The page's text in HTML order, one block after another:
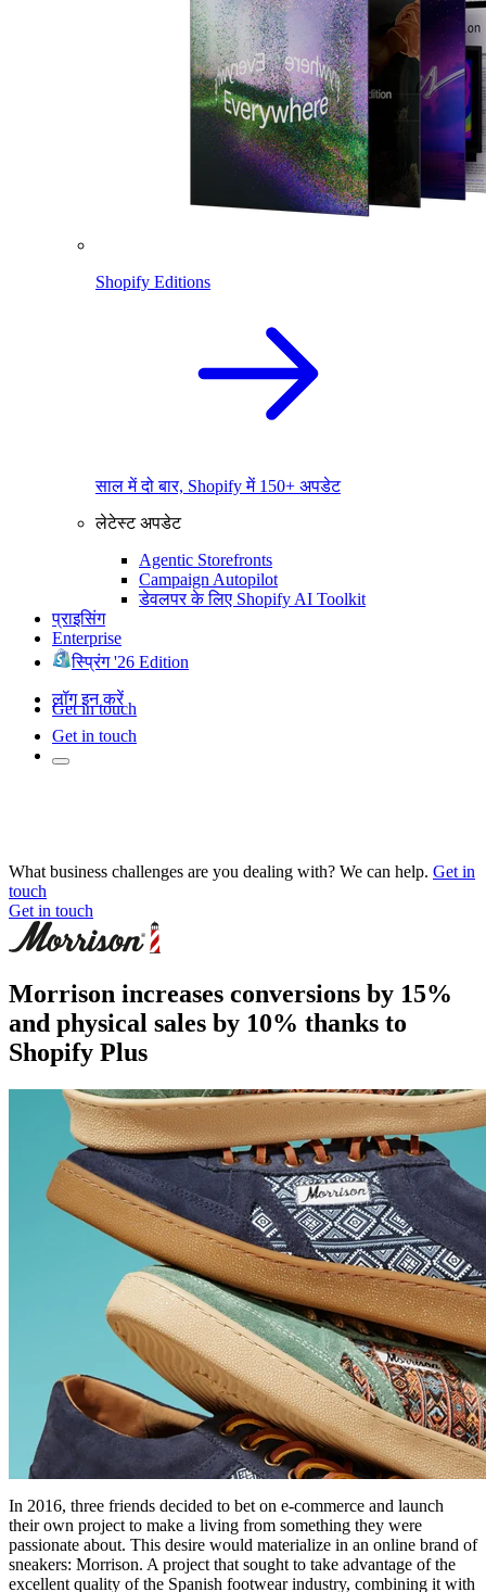
Shopify Editions
साल में दो बार, Shopify में 150+ अपडेट
लेटेस्ट अपडेट
Agentic Storefronts
Campaign Autopilot
डेवलपर के लिए Shopify AI Toolkit
प्राइसिंग
Enterprise
स्प्रिंग '26 Edition
लॉग इन करें
Get in touch
Get in touch
What business challenges are you dealing with? We can help. Get in
touch
Get in touch
Morrison increases conversions by 15%
and physical sales by 10% thanks to
Shopify Plus
In 2016, three friends decided to bet on e-commerce and launch
their own project to make a living from something they were
passionate about. This desire would materialize in an online brand of
sneakers: Morrison. A project that sought to take advantage of the
excellent quality of the Spanish footwear industry, combining it with